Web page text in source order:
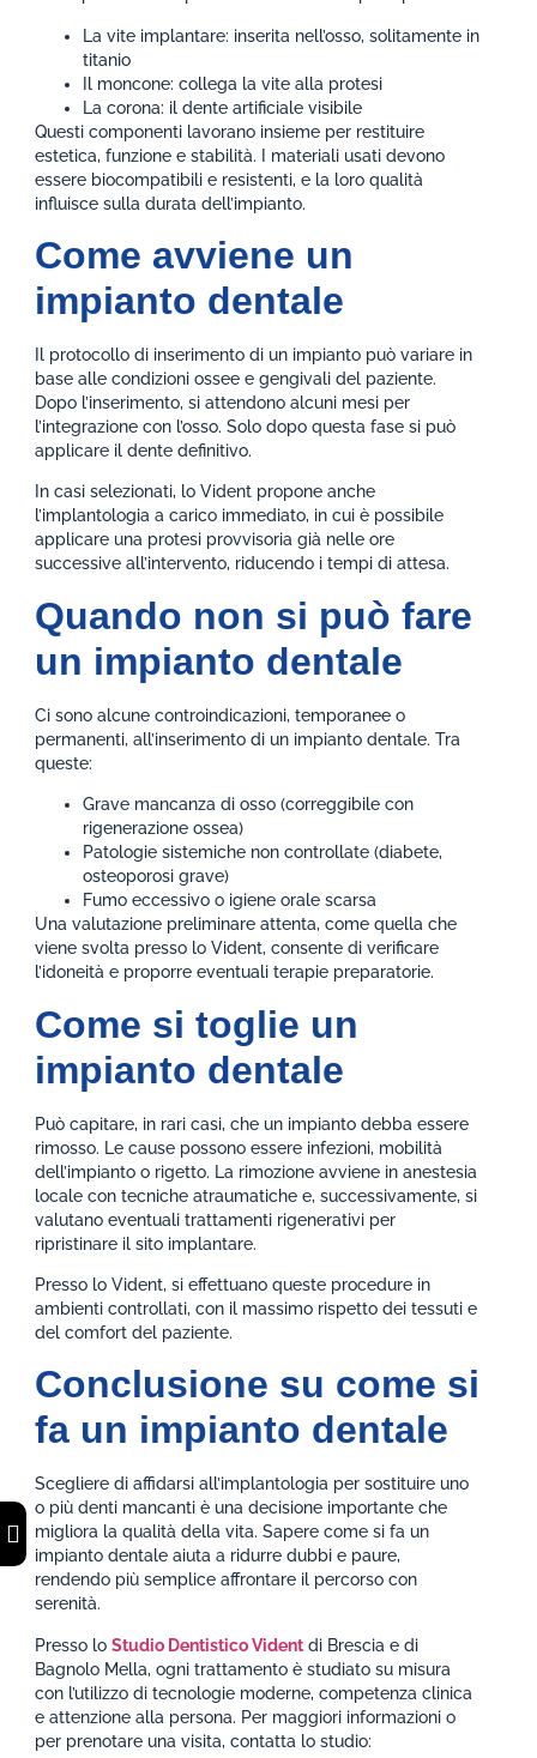
La vite implantare: inserita nell’osso, solitamente in
titanio
Il moncone: collega la vite alla protesi
La corona: il dente artificiale visibile
Questi componenti lavorano insieme per restituire
estetica, funzione e stabilità. I materiali usati devono
essere biocompatibili e resistenti, e la loro qualità
influisce sulla durata dell’impianto.
Come avviene un
impianto dentale
Il protocollo di inserimento di un impianto può variare in
base alle condizioni ossee e gengivali del paziente.
Dopo l’inserimento, si attendono alcuni mesi per
l’integrazione con l’osso. Solo dopo questa fase si può
applicare il dente definitivo.
In casi selezionati, lo Vident propone anche
l’implantologia a carico immediato, in cui è possibile
applicare una protesi provvisoria già nelle ore
successive all’intervento, riducendo i tempi di attesa.
Quando non si può fare
un impianto dentale
Ci sono alcune controindicazioni, temporanee o
permanenti, all’inserimento di un impianto dentale. Tra
queste:
Grave mancanza di osso (correggibile con
rigenerazione ossea)
Patologie sistemiche non controllate (diabete,
osteoporosi grave)
Fumo eccessivo o igiene orale scarsa
Una valutazione preliminare attenta, come quella che
viene svolta presso lo Vident, consente di verificare
l’idoneità e proporre eventuali terapie preparatorie.
Come si toglie un
impianto dentale
Può capitare, in rari casi, che un impianto debba essere
rimosso. Le cause possono essere infezioni, mobilità
dell’impianto o rigetto. La rimozione avviene in anestesia
locale con tecniche atraumatiche e, successivamente, si
valutano eventuali trattamenti rigenerativi per
ripristinare il sito implantare.
Presso lo Vident, si effettuano queste procedure in
ambienti controllati, con il massimo rispetto dei tessuti e
del comfort del paziente.
Conclusione su come si
fa un impianto dentale
Scegliere di affidarsi all’implantologia per sostituire uno
o più denti mancanti è una decisione importante che
migliora la qualità della vita. Sapere come si fa un
impianto dentale aiuta a ridurre dubbi e paure,
rendendo più semplice affrontare il percorso con
serenità.
Presso loStudio Dentistico Vident di Brescia e di
Bagnolo Mella, ogni trattamento è studiato su misura
con l’utilizzo di tecnologie moderne, competenza clinica
e attenzione alla persona. Per maggiori informazioni o
per prenotare una visita, contatta lo studio: